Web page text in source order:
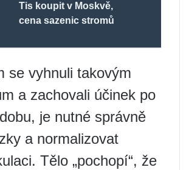
Tis koupit v Moskvě,
cena sazenic stromů
se vyhnuli takovým
a zachovali účinek po
je nutné správně
a normalizovat
Tělo „pochopí“, že